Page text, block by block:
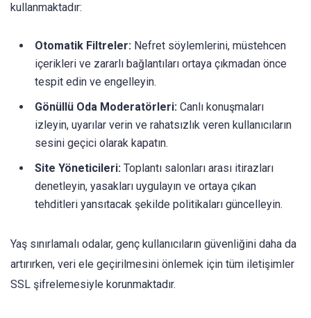
kullanmaktadır:
Otomatik Filtreler: Nefret söylemlerini, müstehcen
içerikleri ve zararlı bağlantıları ortaya çıkmadan önce
tespit edin ve engelleyin.
Gönüllü Oda Moderatörleri: Canlı konuşmaları
izleyin, uyarılar verin ve rahatsızlık veren kullanıcıların
sesini geçici olarak kapatın.
Site Yöneticileri: Toplantı salonları arası itirazları
denetleyin, yasakları uygulayın ve ortaya çıkan
tehditleri yansıtacak şekilde politikaları güncelleyin.
Yaş sınırlamalı odalar, genç kullanıcıların güvenliğini daha da
artırırken, veri ele geçirilmesini önlemek için tüm iletişimler
SSL şifrelemesiyle korunmaktadır.